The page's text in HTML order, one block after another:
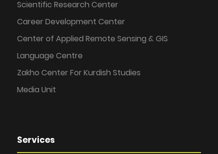
Scientific Research Center
Career Development Center
Center of Applied Remote Sensing & GIS
Language Centre
Zakho Center For Kurdish Studies
Media Unit
Services